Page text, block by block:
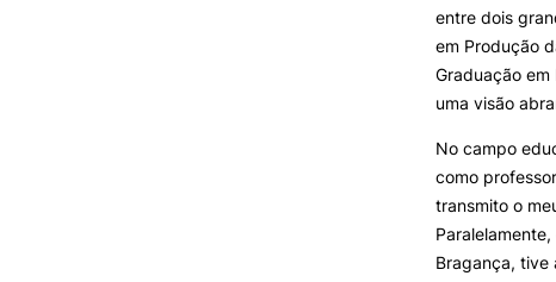
entre dois
em Produção
Graduação em
uma visão
No campo
como
transmito o
Bragança, tive